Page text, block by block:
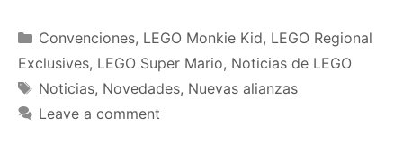
Categories
Convenciones, LEGO Monkie Kid, LEGO Regional
Exclusives, LEGO Super Mario, Noticias de LEGO
Tags
Noticias, Novedades, Nuevas alianzas
Leave a comment